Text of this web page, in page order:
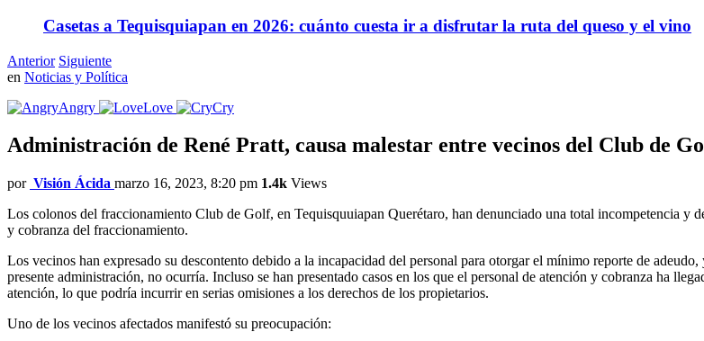
Casetas a Tequisquiapan en 2026: cuánto cuesta ir a disfrutar la ruta del queso y el vino
Anterior Siguiente
en Noticias y Política
Angry
Love Cry
Administración de René Pratt, causa malestar entre vecinos del Club de
por Visión Ácida marzo 16, 2023, 8:20 pm 1.4k Views
Los colonos del fraccionamiento Club de Golf, en Tequisquuiapan Querétaro, han denunciado una total incompetencia y
y cobranza del fraccionamiento.
Los vecinos han expresado su descontento debido a la incapacidad del personal para otorgar el mínimo reporte de
presente administración, no ocurría. Incluso se han presentado casos en los que el personal de atención y cobranza ha
atención, lo que podría incurrir en serias omisiones a los derechos de los propietarios.
Uno de los vecinos afectados manifestó su preocupación: